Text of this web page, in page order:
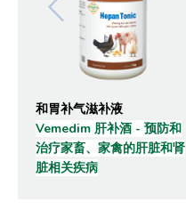
和胃补气滋补液
Vemedim 肝补酒 - 预防和
治疗家畜、家禽的肝脏和肾
脏相关疾病